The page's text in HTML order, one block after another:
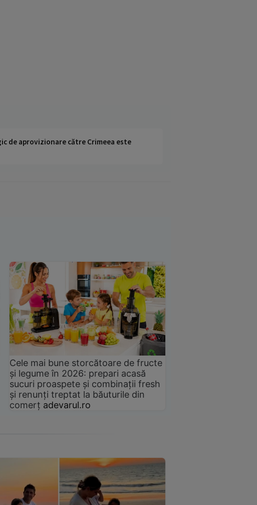
de aprovizionare către Crimeea este
Cele mai bune storcătoare de fructe
și legume în 2026: prepari acasă
sucuri proaspete și combinații fresh
și renunți treptat la băuturile din
comerț adevarul.ro